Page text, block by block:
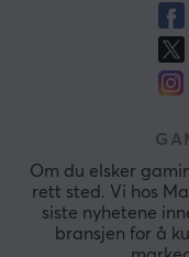
Om du elsker
rett sted. Vi hos
siste nyhetene
bransjen for å